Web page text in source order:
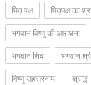
पितृ पक्ष
पितृपक्ष का
भगवान विष्णु की आराधना
भगवान शिव
भगवान
विष्णु सहस्रनाम
श्राद्ध